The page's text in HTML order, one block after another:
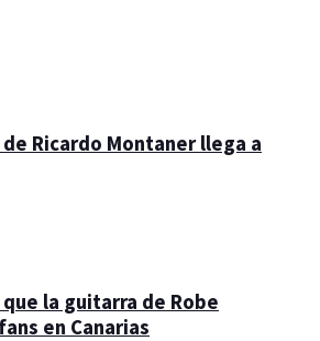
Ricardo Montaner llega a
la guitarra de Robe
en Canarias